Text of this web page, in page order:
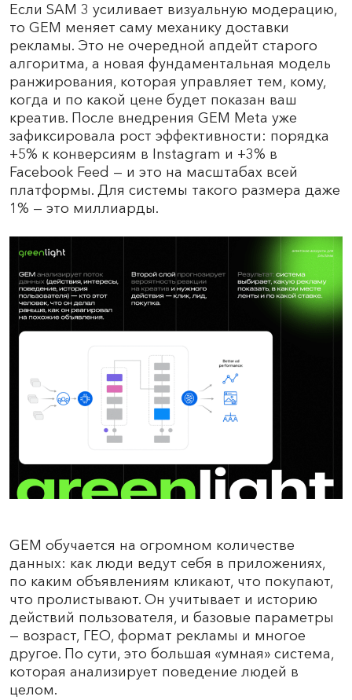
Если SAM 3 усиливает визуальную модерацию,
то GEM меняет саму механику доставки
рекламы. Это не очередной апдейт старого
алгоритма, а новая фундаментальная модель
ранжирования, которая управляет тем, кому,
когда и по какой цене будет показан ваш
креатив. После внедрения GEM Meta уже
зафиксировала рост эффективности: порядка
+5% к конверсиям в Instagram и +3% в
Facebook Feed — и это на масштабах всей
платформы. Для системы такого размера даже
1% — это миллиарды.
GEM обучается на огромном количестве
данных: как люди ведут себя в приложениях,
по каким объявлениям кликают, что покупают,
что пролистывают. Он учитывает и историю
действий пользователя, и базовые параметры
— возраст, ГЕО, формат рекламы и многое
другое. По сути, это большая «умная» система,
которая анализирует поведение людей в
целом.